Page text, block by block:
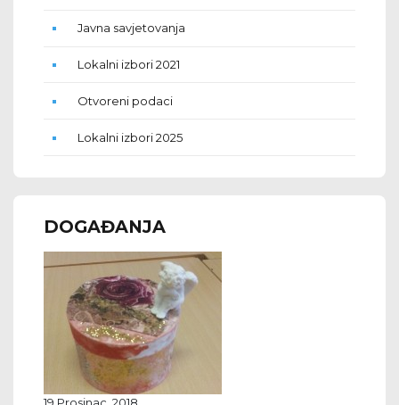
Javna savjetovanja
Lokalni izbori 2021
Otvoreni podaci
Lokalni izbori 2025
DOGAĐANJA
19 Prosinac, 2018